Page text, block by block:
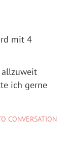
mit 4
ich gerne
CONVERSATION